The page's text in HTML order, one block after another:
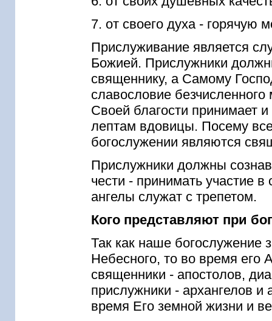
7. от своего духа - горячую
Прислуживание является
Божией. Прислужники
священнику, а Самому
славословие
Своей благости принимает
лептам вдовицы. Посему
богослужении являются
Прислужники должны
чести - принимать участие
ангелы служат с трепетом.
Кого представляют при
Так как наше богослужение
Небесного, то во время его
священники - апостолов,
прислужники - архангелов
время Его земной жизни и